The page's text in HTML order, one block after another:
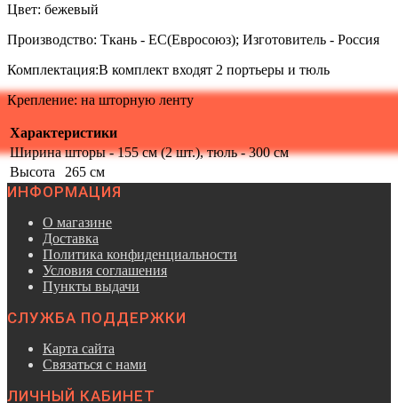
Цвет: бежевый
Производство: Ткань - ЕС(Евросоюз); Изготовитель - Россия
Комплектация:В комплект входят 2 портьеры и тюль
Крепление: на шторную ленту
Характеристики
Ширина шторы - 155 см (2 шт.), тюль - 300 см
Высота
265 см
ИНФОРМАЦИЯ
О магазине
Доставка
Политика конфиденциальности
Условия соглашения
Пункты выдачи
СЛУЖБА ПОДДЕРЖКИ
Карта сайта
Связаться с нами
ЛИЧНЫЙ КАБИНЕТ